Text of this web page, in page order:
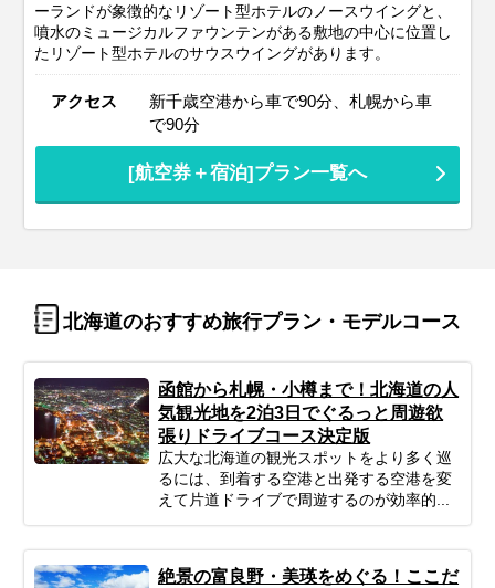
ーランドが象徴的なリゾート型ホテルのノースウイングと、
噴水のミュージカルファウンテンがある敷地の中心に位置し
たリゾート型ホテルのサウスウイングがあります。
アクセス
新千歳空港から車で90分、札幌から車
で90分
[航空券＋宿泊]プラン一覧へ
北海道のおすすめ旅行プラン・モデルコース
函館から札幌・小樽まで！北海道の人
気観光地を2泊3日でぐるっと周遊欲
張りドライブコース決定版
広大な北海道の観光スポットをより多く巡
るには、到着する空港と出発する空港を変
えて片道ドライブで周遊するのが効率的...
絶景の富良野・美瑛をめぐる！ここだ